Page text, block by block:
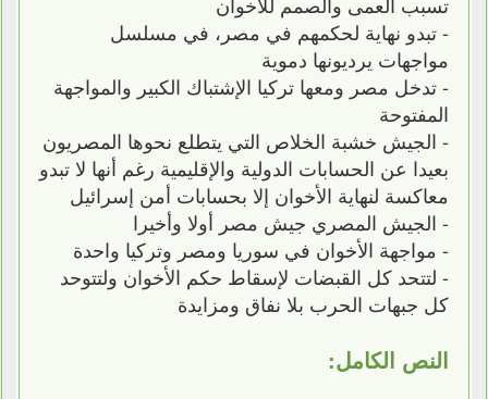
- تبدو نهاية لحكمهم في مصر، في مسلسل
مواجهات يرديونها دموية
- تدخل مصر ومعها تركيا الإشتباك الكبير والمواجهة
المفتوحة
- الجيش خشبة الخلاص التي يتطلع نحوها المصريون
بعيدا عن الحسابات الدولية والإقليمية رغم أنها لا تبدو
معاكسة لنهاية الأخوان إلا بحسابات أمن إسرائيل
- الجيش المصري جيش مصر أولا وأخيرا
- مواجهة الأخوان في سوريا ومصر وتركيا واحدة
- لتتحد كل القبضات لإسقاط حكم الأخوان ولتتوحد
كل جبهات الحرب بلا نفاق ومزايدة
النص الكامل: